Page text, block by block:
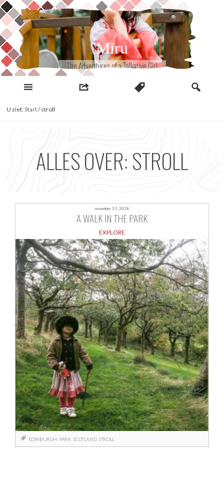
Naar
inhoud
Miru
The Adventures of a Talkative Girl
U ziet:Start/stroll
ALLES OVER: STROLL
november 19, 2018
A WALK IN THE PARK
EXPLORE
EDINBURGH PARK SCOTLAND STROLL